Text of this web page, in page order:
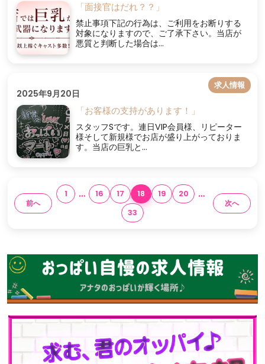
「面接官はだれ？？」
禁止事項下記の行為は、ご利用をお断りする
対象になりますので、ご了承下さい。当店が
悪質と判断した場合は...
2025年9月20日
求人情報
「お客様の支持があります！」
スタッフSです。連日VIP会員様、リピーター
様そして新規様でお店が盛り上がっておりま
す。当店の巨乳と...
前へ
1 … 16 17 18 19 20 …
33
次へ